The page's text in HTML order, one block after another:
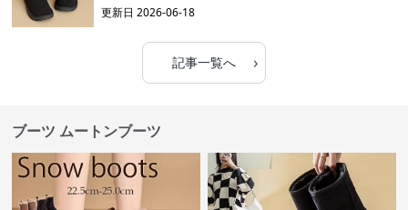
更新日2026-06-18
記事一覧へ ›
ブーツ ムートンブーツ